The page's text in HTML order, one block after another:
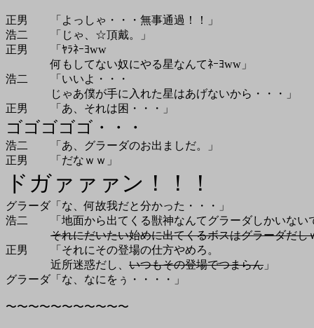
正男 「よっしゃ・・・無事通過！！」
浩二 「じゃ、☆頂戴。」
正男 「ﾔﾗﾈｰﾖww
何もしてない奴にやる星なんてﾈｰﾖww」
浩二 「いいよ・・・
じゃあ僕が手に入れた星はあげないから・・・」
正男 「あ、それは困・・・」
ゴゴゴゴゴ・・・
浩二 「あ、グラーダのお出ましだ。」
正男 「だなｗｗ」
ドガァァァン！！！
グラーダ「な、何故我だと分かった・・・」
浩二 「地面から出てくる獣神なんてグラーダしかいない
それにだいたい始めに出てくるボスはグラーダだし
正男 「それにその登場の仕方やめろ。
近所迷惑だし、 いつもその登場でつまらん 」
グラーダ「な、なにをぅ・・・・」
〜〜〜〜〜〜〜〜〜〜〜